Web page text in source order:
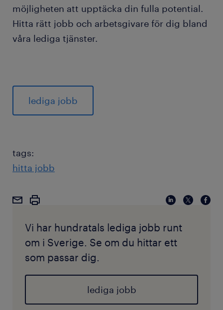
möjligheten att upptäcka din fulla potential.
Hitta rätt jobb och arbetsgivare för dig bland
våra lediga tjänster.
lediga jobb
tags:
hitta jobb
Vi har hundratals lediga jobb runt
om i Sverige. Se om du hittar ett
som passar dig.
lediga jobb